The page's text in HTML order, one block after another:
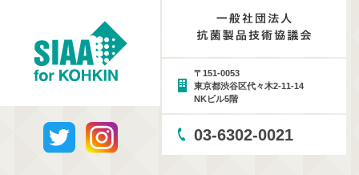
〒151-0053
東京都渋谷区代々木2-11-14
NKビル5階
03-6302-0021